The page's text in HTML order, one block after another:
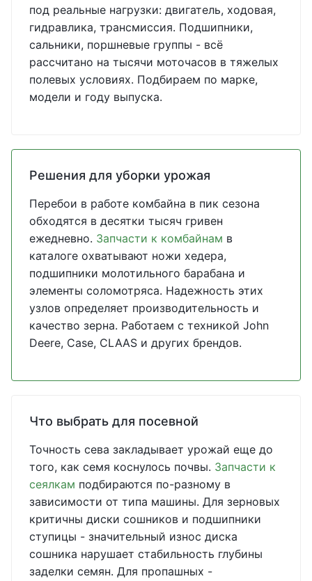
под реальные нагрузки: двигатель, ходовая,
гидравлика, трансмиссия. Подшипники,
сальники, поршневые группы - всё
рассчитано на тысячи моточасов в тяжелых
полевых условиях. Подбираем по марке,
модели и году выпуска.
Решения для уборки урожая
Перебои в работе комбайна в пик сезона
обходятся в десятки тысяч гривен
ежедневно. Запчасти к комбайнам в
каталоге охватывают ножи хедера,
подшипники молотильного барабана и
элементы соломотряса. Надежность этих
узлов определяет производительность и
качество зерна. Работаем с техникой John
Deere, Case, CLAAS и других брендов.
Что выбрать для посевной
Точность сева закладывает урожай еще до
того, как семя коснулось почвы. Запчасти к
сеялкам подбираются по-разному в
зависимости от типа машины. Для зерновых
критичны диски сошников и подшипники
ступицы - значительный износ диска
сошника нарушает стабильность глубины
заделки семян. Для пропашных -